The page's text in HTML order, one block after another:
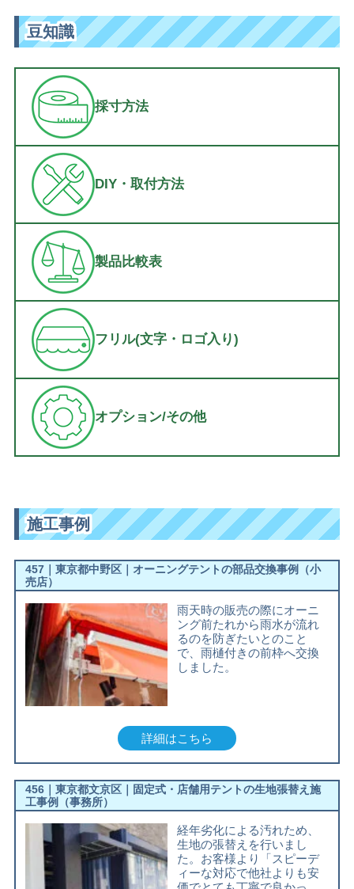
豆知識
採寸方法
DIY・取付方法
製品比較表
フリル(文字・ロゴ入り)
オプション/その他
施工事例
457｜東京都中野区｜オーニングテントの部品交換事例（小
売店）
雨天時の販売の際にオーニ
ング前たれから雨水が流れ
るのを防ぎたいとのこと
で、雨樋付きの前枠へ交換
しました。
詳細はこちら
456｜東京都文京区｜固定式・店舗用テントの生地張替え施
工事例（事務所）
経年劣化による汚れため、
生地の張替えを行いまし
た。お客様より「スピーデ
ィーな対応で他社よりも安